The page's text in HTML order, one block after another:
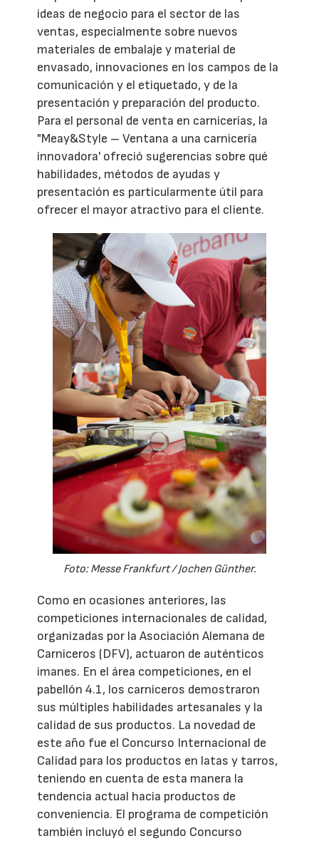
ideas de negocio para el sector de las
ventas, especialmente sobre nuevos
materiales de embalaje y material de
envasado, innovaciones en los campos de la
comunicación y el etiquetado, y de la
presentación y preparación del producto.
Para el personal de venta en carnicerías, la
"Meay&Style – Ventana a una carnicería
innovadora' ofreció sugerencias sobre qué
habilidades, métodos de ayudas y
presentación es particularmente útil para
ofrecer el mayor atractivo para el cliente.
Foto: Messe Frankfurt / Jochen Günther.
Como en ocasiones anteriores, las
competiciones internacionales de calidad,
organizadas por la Asociación Alemana de
Carniceros (DFV), actuaron de auténticos
imanes. En el área competiciones, en el
pabellón 4.1, los carniceros demostraron
sus múltiples habilidades artesanales y la
calidad de sus productos. La novedad de
este año fue el Concurso Internacional de
Calidad para los productos en latas y tarros,
teniendo en cuenta de esta manera la
tendencia actual hacia productos de
conveniencia. El programa de competición
también incluyó el segundo Concurso